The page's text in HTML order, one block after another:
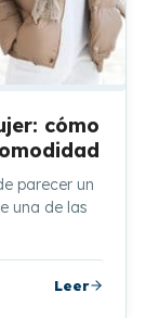
cómo
parecer un
una de las
Leer